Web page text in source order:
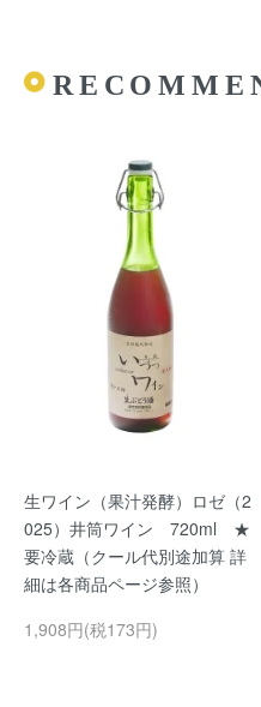
生ワイン（果汁発酵）ロゼ（2
025）井筒ワイン 720ml ★
要冷蔵（クール代別途加算 詳
細は各商品ページ参照）
1,908円(税173円)